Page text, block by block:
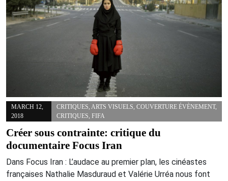
MARCH 12,
2018
CRITIQUES, ARTS VISUELS, COUVERTURE ÉVÈNEMENT,
CRITIQUES, FIFA
Créer sous contrainte: critique du
documentaire Focus Iran
Dans Focus Iran : L’audace au premier plan, les cinéastes
françaises Nathalie Masduraud et Valérie Urréa nous font